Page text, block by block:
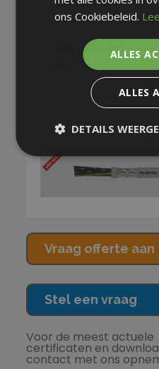
300 V
Nom. spanning U
Vraag offerte aan
Stel een vraag
Voor de meest actuele
certificaten en
contact met ons
ons Cookiebeleid.
ALLES
ALLES
DETAILS